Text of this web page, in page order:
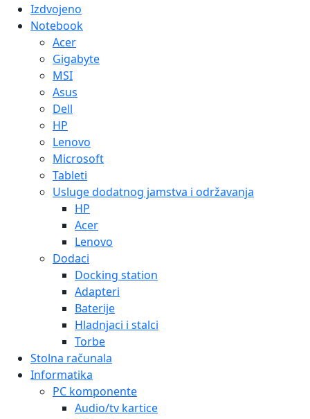
Izdvojeno
Notebook
Acer
Gigabyte
MSI
Asus
Dell
HP
Lenovo
Microsoft
Tableti
Usluge dodatnog jamstva i održavanja
HP
Acer
Lenovo
Dodaci
Docking station
Adapteri
Baterije
Hladnjaci i stalci
Torbe
Stolna računala
Informatika
PC komponente
Audio/tv kartice